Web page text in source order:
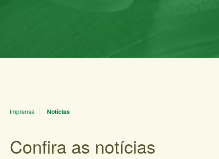
Imprensa Notícias
Confira as notícias